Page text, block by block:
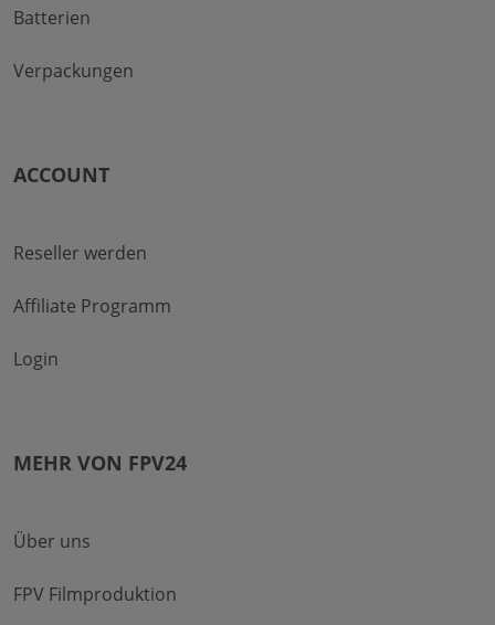
Batterien
Verpackungen
ACCOUNT
Reseller werden
Affiliate Programm
Login
MEHR VON FPV24
Über uns
FPV Filmproduktion